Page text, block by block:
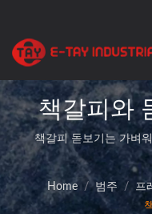
책갈피와
기업용
책갈피 돋보기는 가벼
나 일상적으로 사용하
은 우수한 품질의 돋보
며, 고객에게
Home / 범주 / 프